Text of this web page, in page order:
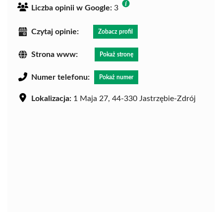
Liczba opinii w Google: 3
Czytaj opinie: Zobacz profil
Strona www: Pokaż stronę
Numer telefonu: Pokaż numer
Lokalizacja: 1 Maja 27, 44-330 Jastrzębie-Zdrój